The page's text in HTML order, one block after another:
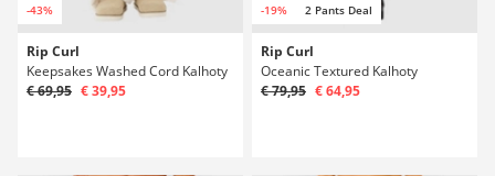
-43%
Rip Curl
Keepsakes Washed Cord Kalhoty
€ 69,95 € 39,95
-19% 2 Pants Deal
Rip Curl
Oceanic Textured Kalhoty
€ 79,95 € 64,95